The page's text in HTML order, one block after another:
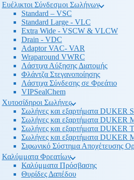
Ευέλικτοι Σύνδεσμοι Σωλήνων
Standard – VSC
Standard Large - VLC
Extra Wide - VSCW & VLCW
Drain - VDC
Adaptor VAC- VAR
Wraparound VWRC
Λάστιχα Αύξησης Διατομής
Φλάντζα Στεγανοποίησης
Λάστιχα Σύνδεσης σε Φρεάτιο
VIPSealChem
Χυτοσίδηροι Σωλήνες
Σωλήνες και εξαρτήματα DUKER
Σωλήνες και εξαρτήματα DUKER
Σωλήνες και εξαρτήματα DUKER
Σωλήνες και εξαρτήματα DUKER
Σιφωνικό Σύστημα Αποχέτευσης
Καλύμματα Φρεατίων
Καλύμματα Πρόσβασης
Θυρίδες Δαπέδου